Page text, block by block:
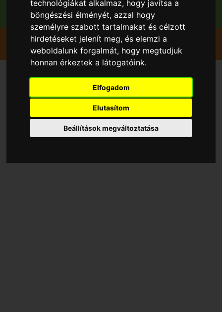
technológiákat alkalmaz, hogy javítsa a
böngészési élményét, azzal hogy
személyre szabott tartalmakat és célzott
hirdetéseket jelenít meg, és elemzi a
weboldalunk forgalmát, hogy megtudjuk
honnan érkeztek a látogatóink.
Elfogadom
Elutasítom
Beállítások megváltoztatása
Szedd magad Őszibarack
Pomáz
Breier Farm
Szedd magad Őszibarack,
Pomáz településen 2026
évben